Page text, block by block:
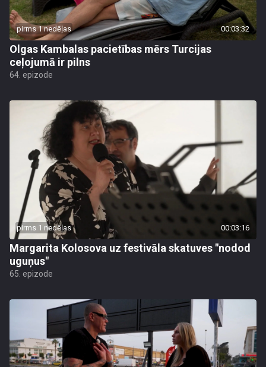
pirms 1 nedēļas 00:03:32
Olgas Kambalas pacietības mērs Turcijas
ceļojumā ir pilns
64. epizode
pirms 1 nedēļas 00:03:16
Margarita Kolosova uz festivāla skatuves "nodod
uguņus"
65. epizode